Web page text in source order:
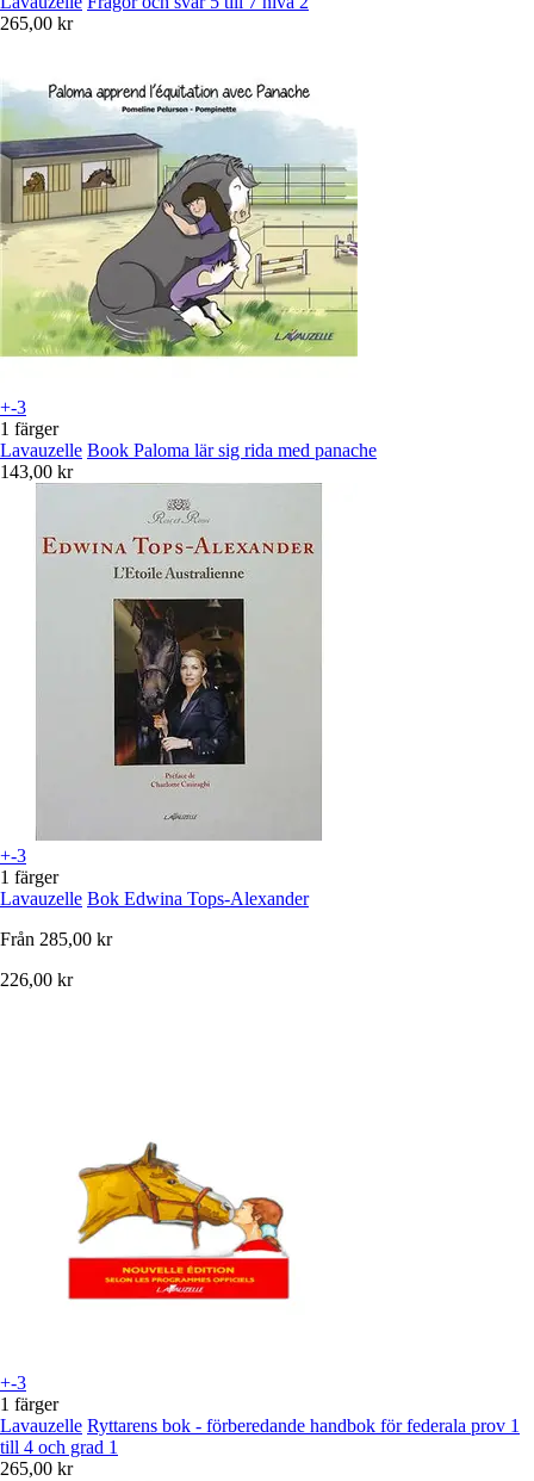
265,00 kr
+-3
1 färger
Lavauzelle Book Paloma lär sig rida med panache
143,00 kr
+-3
1 färger
Lavauzelle Bok Edwina Tops-Alexander
Från 285,00 kr
226,00 kr
+-3
1 färger
Lavauzelle Ryttarens bok - förberedande handbok för federala prov 1
till 4 och grad 1
265,00 kr